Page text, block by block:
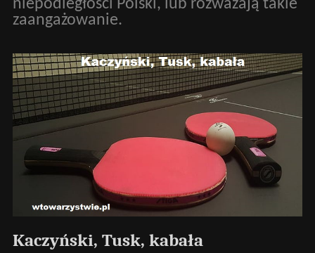
niepodległości Polski, lub rozważają takie
zaangażowanie.
Kaczyński, Tusk, kabała